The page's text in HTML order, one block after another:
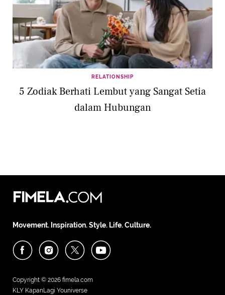
RELATIONSHIP
5 Zodiak Berhati Lembut yang Sangat Setia
dalam Hubungan
Movement. Inspiration. Style. Life. Culture.
Copyright © 2026 fimela.com
KLY KapanLagi Youniverse